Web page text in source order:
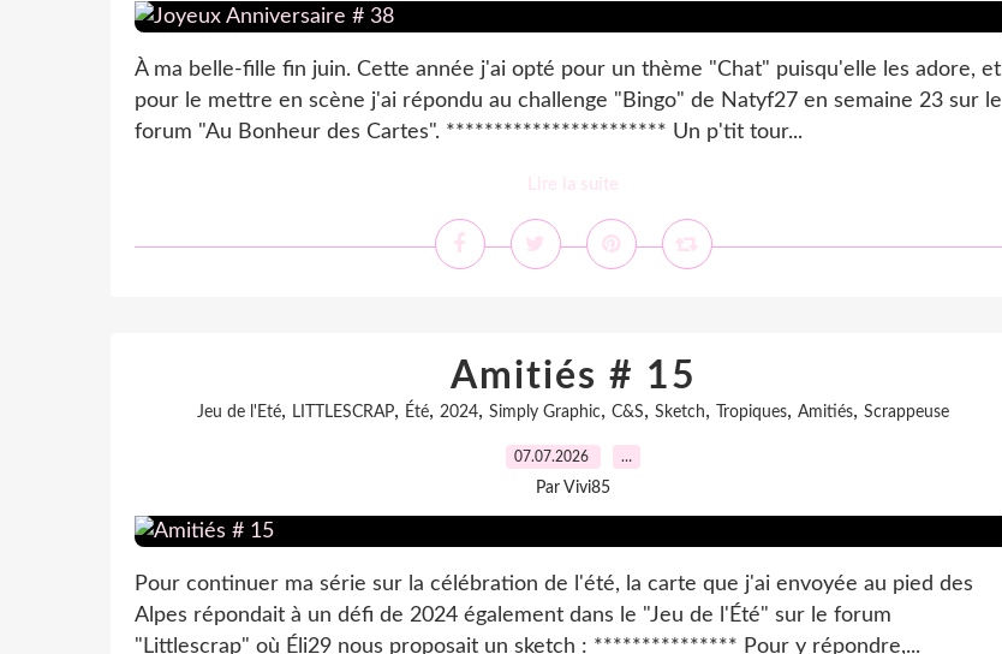
À ma belle-fille fin juin. Cette année j'ai opté pour un thème "Chat" puisqu'elle les adore, et
pour le mettre en scène j'ai répondu au challenge "Bingo" de Natyf27 en semaine 23 sur le
forum "Au Bonheur des Cartes". *********************** Un p'tit tour...
Lire la suite
Amitiés # 15
Jeu de l'Eté, LITTLESCRAP, Été, 2024, Simply Graphic, C&S, Sketch, Tropiques, Amitiés, Scrappeuse
07.07.2026 …
Par Vivi85
Pour continuer ma série sur la célébration de l'été, la carte que j'ai envoyée au pied des
Alpes répondait à un défi de 2024 également dans le "Jeu de l'Été" sur le forum
"Littlescrap" où Éli29 nous proposait un sketch : *************** Pour y répondre,...